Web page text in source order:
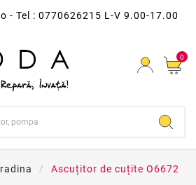
- Tel : 0770626215 L-V 9.00-17.00
0
Ascuțitor de cuțite O6672